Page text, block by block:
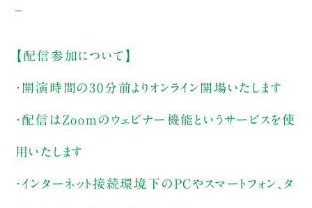
【配信参加について】
・開演時間の30分前よりオンライン開場いたします
・配信はZoomのウェビナー機能というサービスを使
用いたします
・インターネット接続環境下のPCやスマートフォン、タ